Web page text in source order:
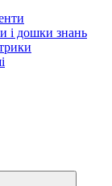
і дошки знань